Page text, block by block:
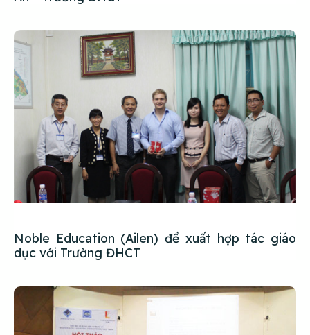
Noble Education (Ailen) đề xuất hợp tác giáo
dục với Trường ĐHCT